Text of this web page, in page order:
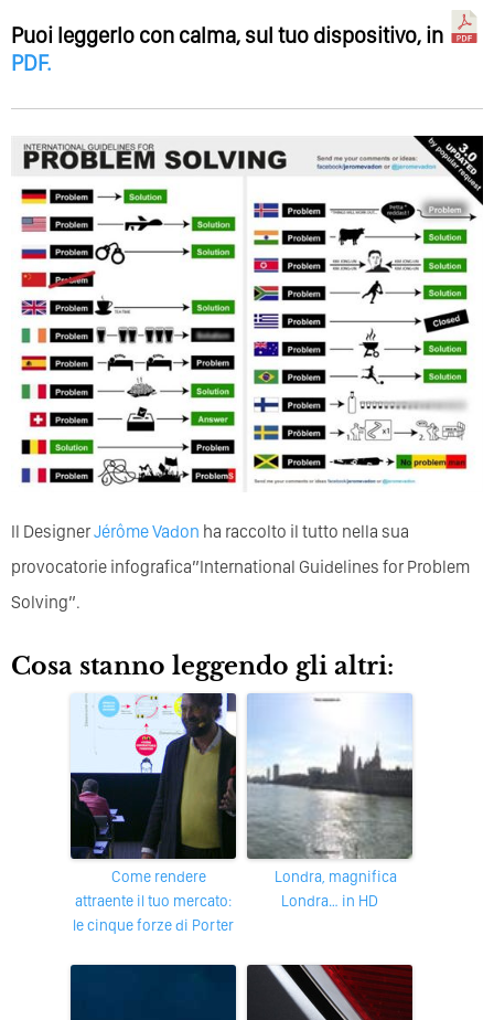
Puoi leggerlo con calma, sul tuo dispositivo, in
PDF.
Il DesignerJérôme Vadon ha raccolto il tutto nella sua
provocatorie infografica”International Guidelines for Problem
Solving”.
Cosa stanno leggendo gli altri:
Come rendere
attraente il tuo mercato:
le cinque forze di Porter
Londra, magnifica
Londra… in HD